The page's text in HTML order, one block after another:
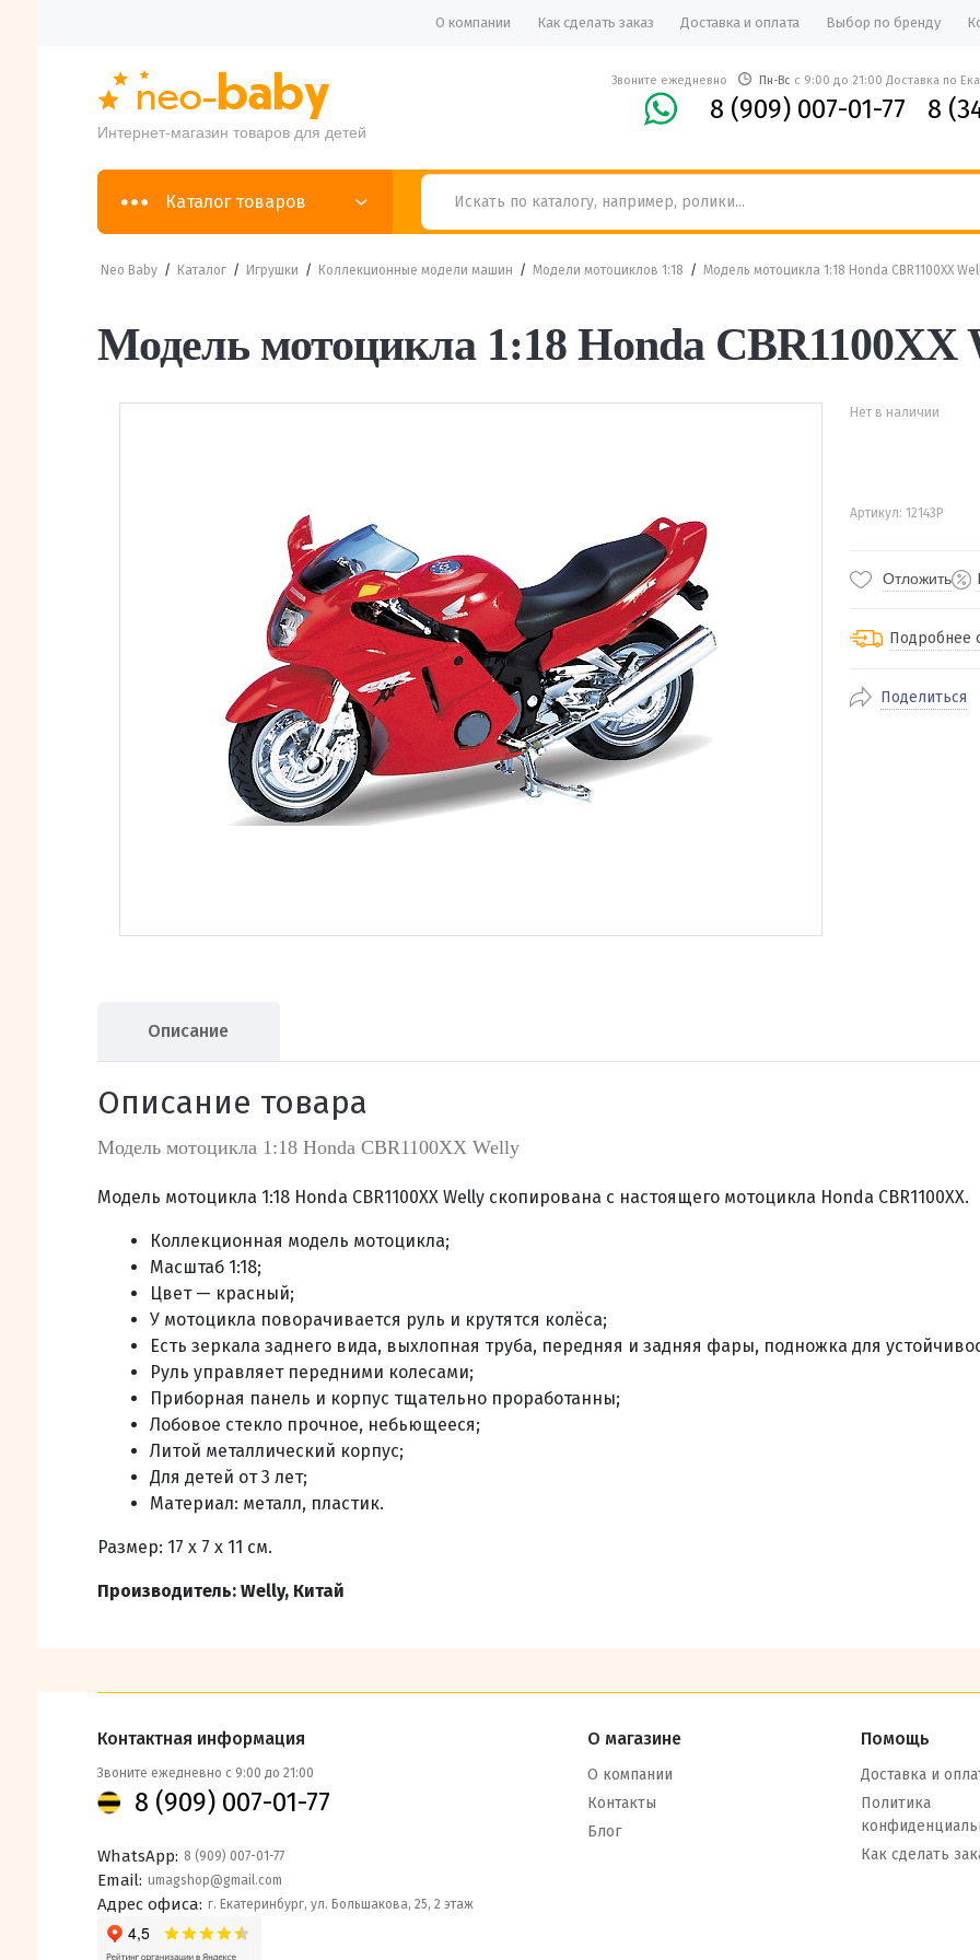
О компании Как сделать заказ Доставка и оплата Выбор по бренду
Интернет-магазин товаров для детей
Звоните ежедневно Пн-Вс с 9:00 до 21:00 Доставка по
8 (909) 007-01-77 8
Каталог товаров
Neo Baby/ Каталог/ Игрушки / Коллекционные модели машин / Модели мотоциклов 1:18 / Модель мотоцикла 1:18 Honda CBR1100XX
Модель мотоцикла 1:18 Honda CBR1100XX
Нет в наличии
Артикул: 12143P
Отложить
Подробнее
По
Поделиться
Описание
Описание товара
Модель мотоцикла 1:18 Honda CBR1100XX Welly
Модель мотоцикла 1:18 Honda CBR1100XX Welly скопирована с настоящего мотоцикла Honda CBR1100XX.
Коллекционная модель мотоцикла;
Масштаб 1:18;
Цвет — красный;
У мотоцикла поворачивается руль и крутятся колёса;
Есть зеркала заднего вида, выхлопная труба, передняя и задняя фары, подножка для
Руль управляет передними колесами;
Приборная панель и корпус тщательно проработанны;
Лобовое стекло прочное, небьющееся;
Литой металлический корпус;
Для детей от 3 лет;
Материал: металл, пластик.
Размер: 17 х 7 х 11 см.
Производитель: Welly, Китай
Контактная информация
Звоните ежедневно с 9:00 до 21:00
8 (909) 007-01-77
WhatsApp: 8 (909) 007-01-77
Email: umagshop@gmail.com
Адрес офиса: г. Екатеринбург, ул. Большакова, 25, 2 этаж
О магазине
О компании
Контакты
Блог
Помощь
Доставка и
Политика
Как сделать